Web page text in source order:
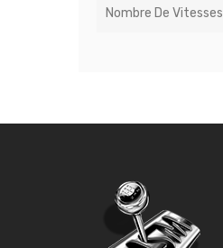
Nombre De Vitesses